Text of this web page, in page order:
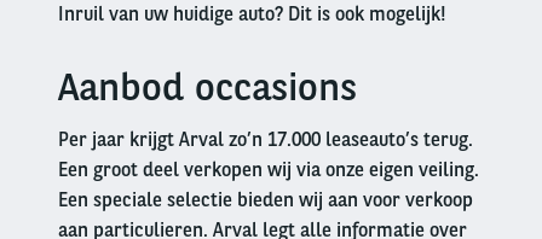
Inruil van uw huidige auto? Dit is ook mogelijk!
columnAanbod occasions
Per jaar krijgt Arval zo’n 17.000 leaseauto’s terug.
Een groot deel verkopen wij via onze eigen veiling.
Een speciale selectie bieden wij aan voor verkoop
aan particulieren. Arval legt alle informatie over